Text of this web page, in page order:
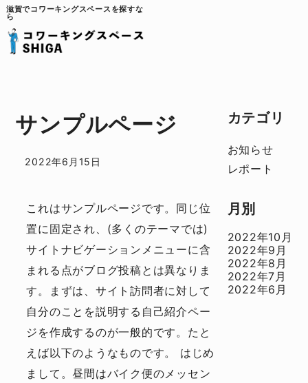
滋賀でコワーキングスペースを探すな
ら
サンプルページ
2022年6月15日
これはサンプルページです。同じ位
置に固定され、(多くのテーマでは)
サイトナビゲーションメニューに含
まれる点がブログ投稿とは異なりま
す。まずは、サイト訪問者に対して
自分のことを説明する自己紹介ペー
ジを作成するのが一般的です。たと
えば以下のようなものです。 はじめ
まして。昼間はバイク便のメッセン
カテゴリ
お知らせ
レポート
月別
2022年10月
2022年9月
2022年8月
2022年7月
2022年6月